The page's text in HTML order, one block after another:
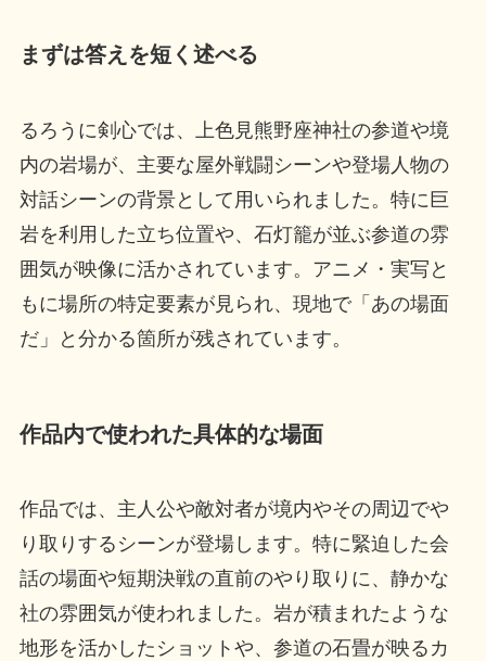
まずは答えを短く述べる
るろうに剣心では、上色見熊野座神社の参道や境
内の岩場が、主要な屋外戦闘シーンや登場人物の
対話シーンの背景として用いられました。特に巨
岩を利用した立ち位置や、石灯籠が並ぶ参道の雰
囲気が映像に活かされています。アニメ・実写と
もに場所の特定要素が見られ、現地で「あの場面
だ」と分かる箇所が残されています。
作品内で使われた具体的な場面
作品では、主人公や敵対者が境内やその周辺でや
り取りするシーンが登場します。特に緊迫した会
話の場面や短期決戦の直前のやり取りに、静かな
社の雰囲気が使われました。岩が積まれたような
地形を活かしたショットや、参道の石畳が映るカ